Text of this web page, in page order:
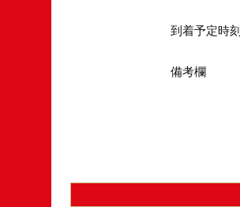
到着予定時刻
備考欄